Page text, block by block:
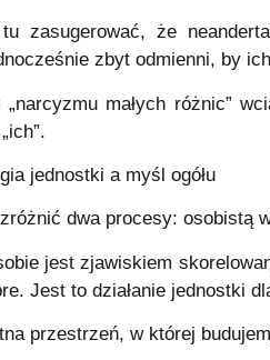
tu zasugerować, że
zbyt odmienni, by
„narcyzmu małych różnic”
jednostki a myśl ogółu
dwa procesy: osobistą
jest zjawiskiem
Jest to działanie jednostki
przestrzeń, w której